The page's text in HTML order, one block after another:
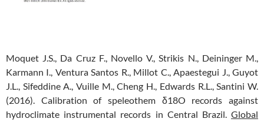
Moquet J.S., Da Cruz F., Novello V., Strikis N., Deininger M.,
Karmann I., Ventura Santos R., Millot C., Apaestegui J., Guyot
J.L., Sifeddine A., Vuille M., Cheng H., Edwards R.L., Santini W.
(2016). Calibration of speleothem δ18O records against
hydroclimate instrumental records in Central Brazil. Global